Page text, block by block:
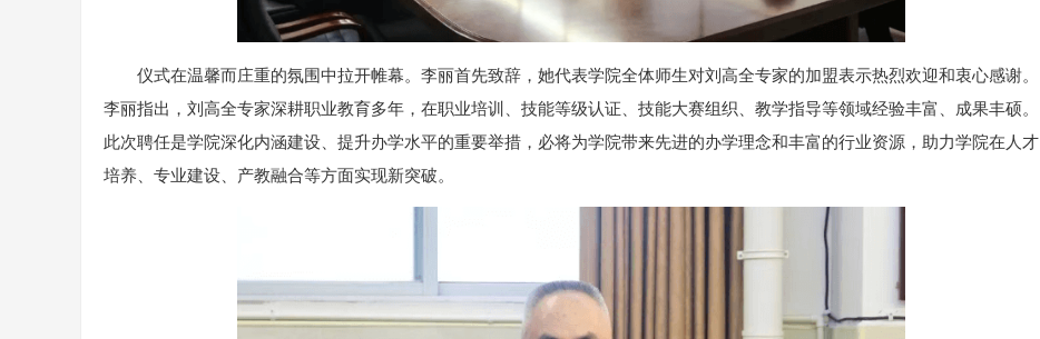
仪式在温馨而庄重的氛围中拉开帷幕。李丽首先致辞，她代表学院全体师生对刘高全专家的加盟表示热烈欢迎和衷心感谢。
李丽指出，刘高全专家深耕职业教育多年，在职业培训、技能等级认证、技能大赛组织、教学指导等领域经验丰富、成果丰硕。
此次聘任是学院深化内涵建设、提升办学水平的重要举措，必将为学院带来先进的办学理念和丰富的行业资源，助力学院在人才
培养、专业建设、产教融合等方面实现新突破。